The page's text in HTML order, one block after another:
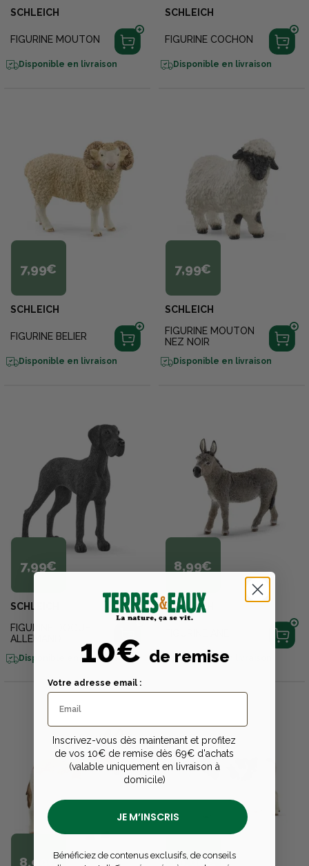
SCHLEICH
FIGURINE MOUTON
Disponible en livraison
SCHLEICH
FIGURINE COCHON
Disponible en livraison
7,99€
SCHLEICH
FIGURINE BELIER
Disponible en livraison
7,99€
SCHLEICH
FIGURINE MOUTON
NEZ NOIR
Disponible en livraison
7,99€
SCHLEICH
FIGURINE DOGUE
ALLEMAND
Disponible en livraison
8,99€
SCHLEICH
Disponible en livraison
8,99€ 10,99€
10€ de remise
Votre adresse email :
Inscrivez-vous dès maintenant et profitez
de vos 10€ de remise dès 69€ d'achats
(valable uniquement en livraison à
domicile)
JE M’INSCRIS
Bénéficiez de contenus exclusifs, de conseils